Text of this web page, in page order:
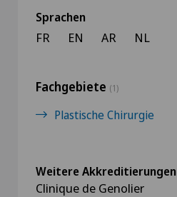
Sprachen
FR EN AR NL
Fachgebiete (1)
Plastische Chirurgie
Weitere Akkreditierungen
Clinique de Genolier